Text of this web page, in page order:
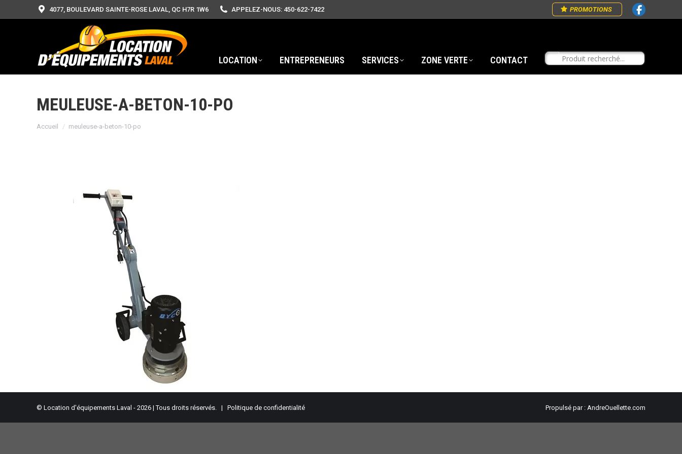
4077, BOULEVARD SAINTE-ROSE LAVAL, QC H7R 1W6 APPELEZ-NOUS: 450-622-7422 PROMOTIONS
LOCATION ENTREPRENEURS SERVICES ZONE VERTE CONTACT
MEULEUSE-A-BETON-10-PO
Vous êtes ici :
Accueil meuleuse-a-beton-10-po
© Location d'équipements Laval - 2026 | Tous droits réservés. | Politique de confidentialité Propulsé par : AndreOuellette.com